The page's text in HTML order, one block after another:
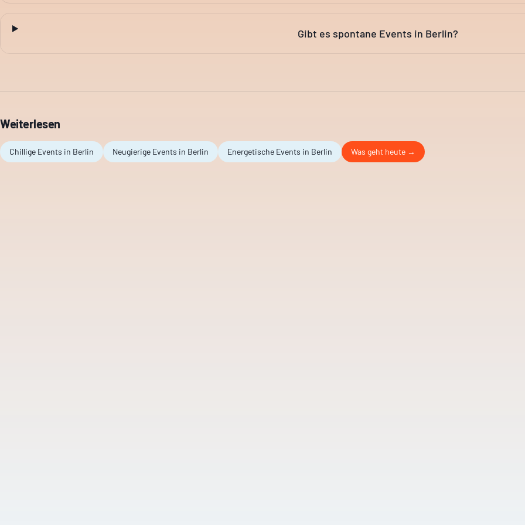
Gibt es spontane Events in Berlin?
Weiterlesen
Chillige Events in Berlin Neugierige Events in Berlin Energetische Events in Berlin Was geht heute →